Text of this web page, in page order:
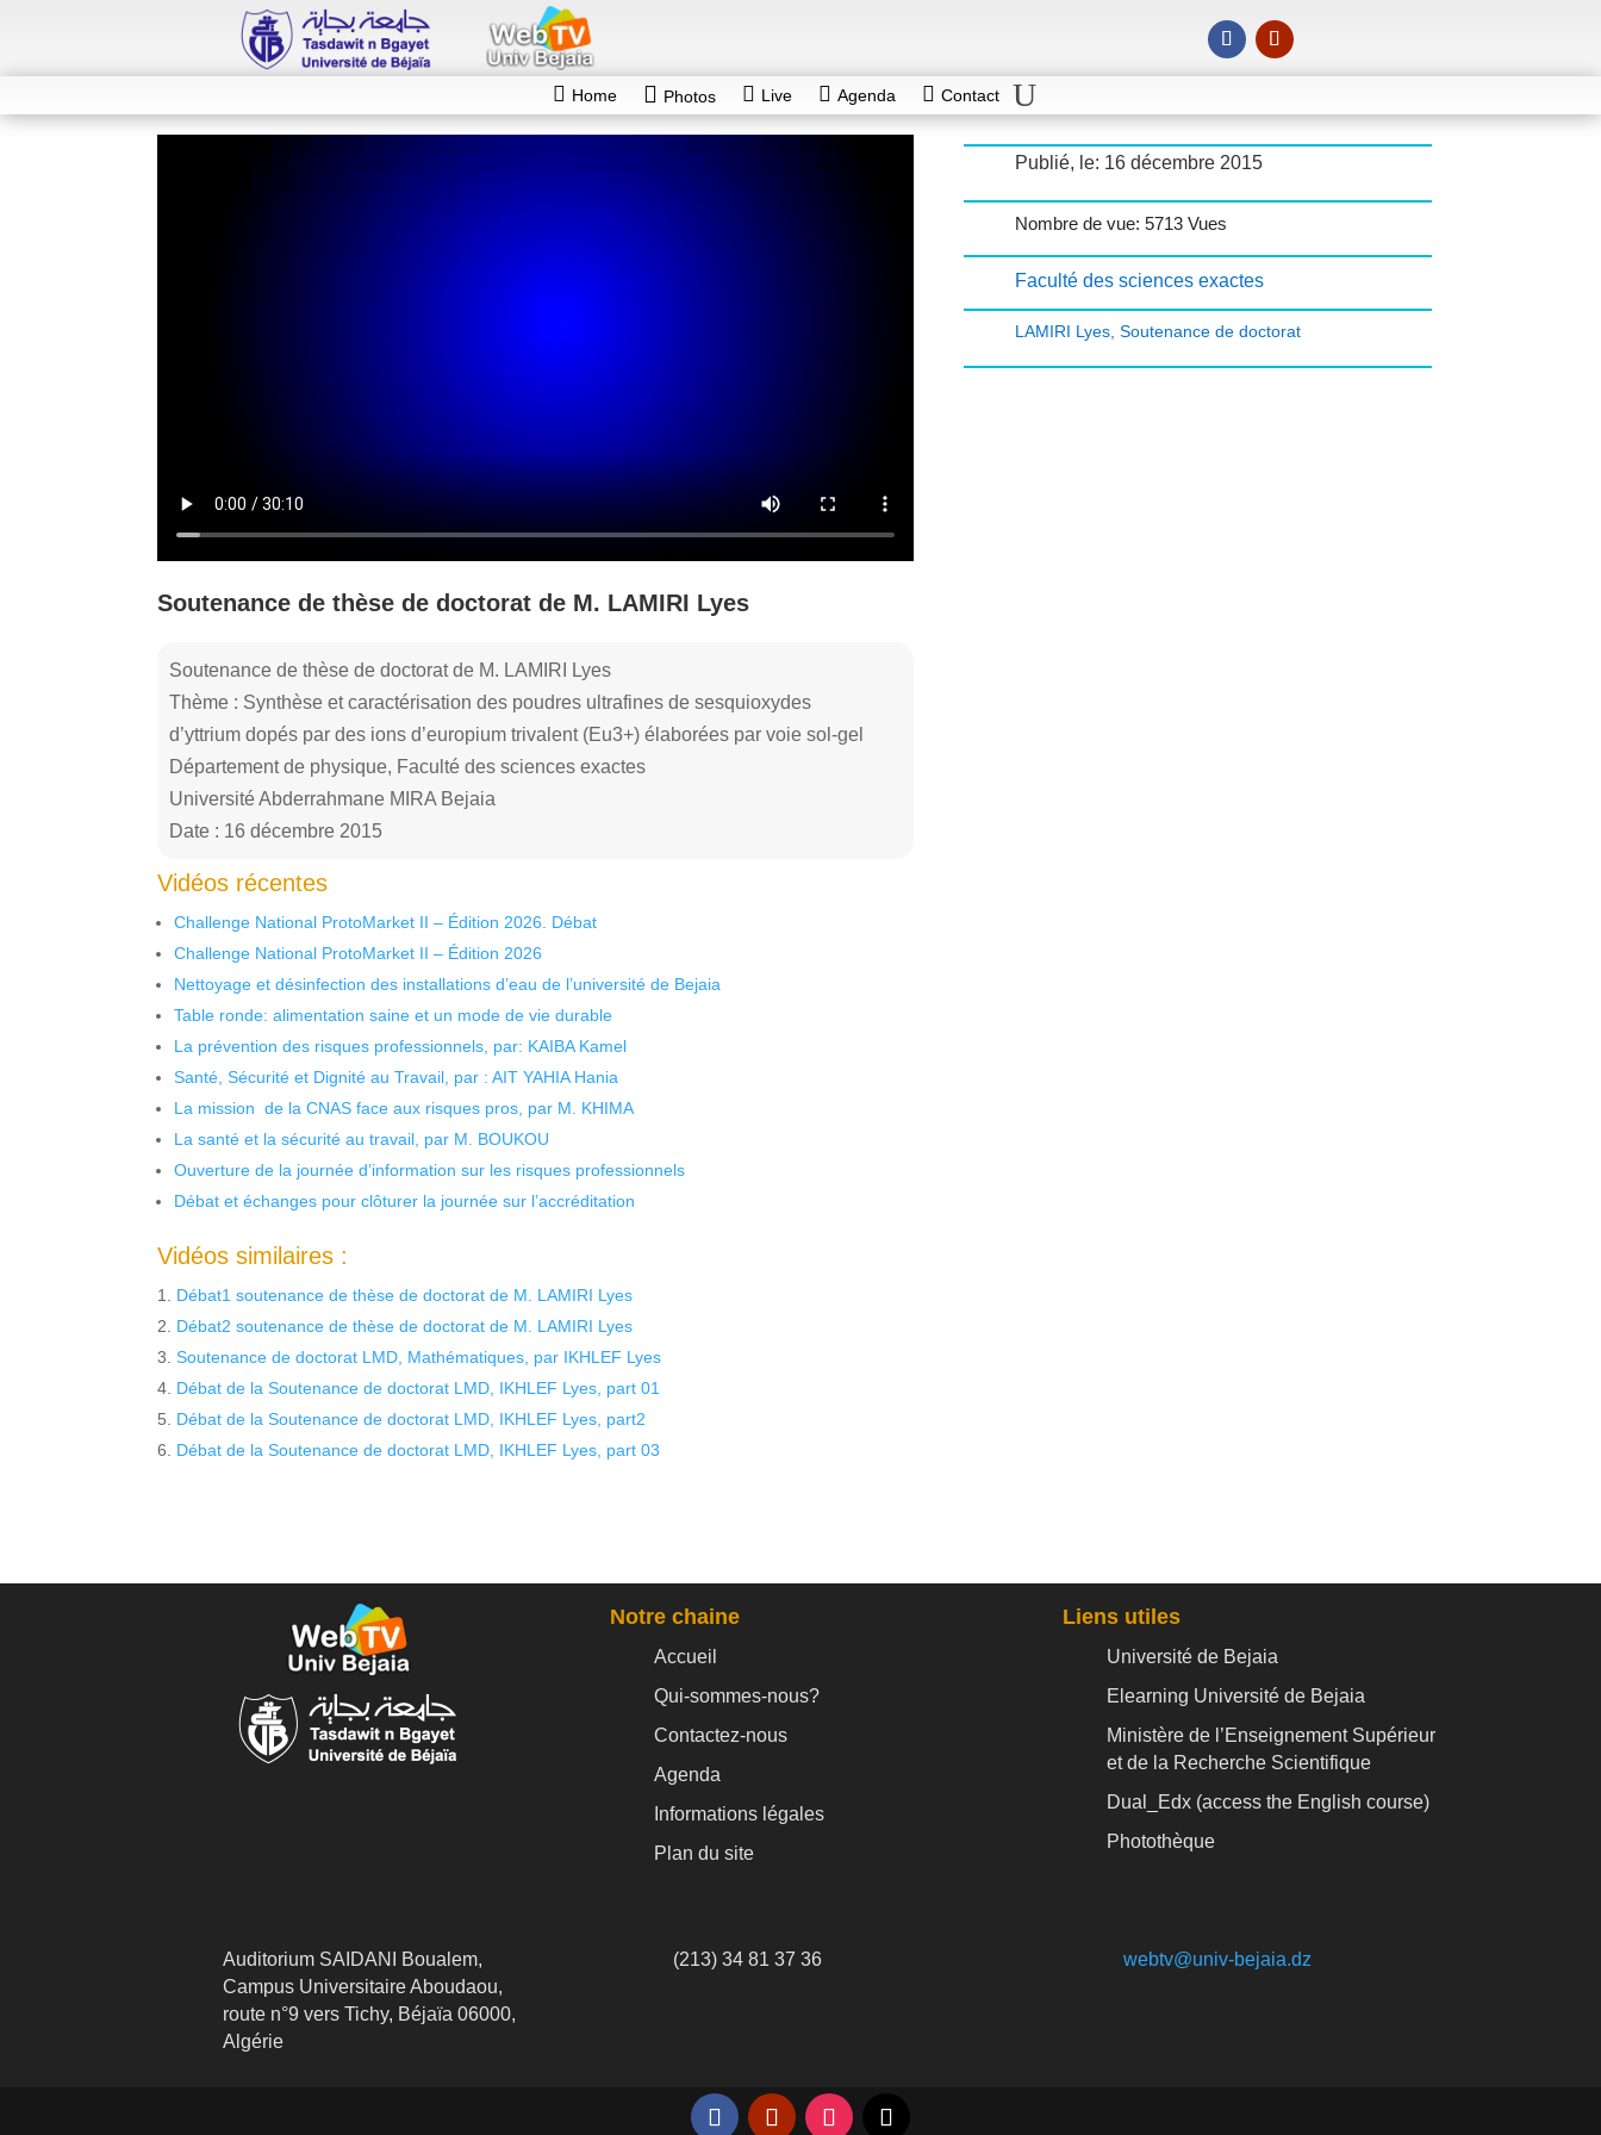
Home Photos Live Agenda Contact
Soutenance de thèse de doctorat de M. LAMIRI Lyes
Soutenance de thèse de doctorat de M. LAMIRI Lyes
Thème : Synthèse et caractérisation des poudres ultrafines de sesquioxydes
d’yttrium dopés par des ions d’europium trivalent (Eu3+) élaborées par voie sol-gel
Département de physique, Faculté des sciences exactes
Université Abderrahmane MIRA Bejaia
Date : 16 décembre 2015
Vidéos récentes
Challenge National ProtoMarket II – Édition 2026. Débat
Challenge National ProtoMarket II – Édition 2026
Nettoyage et désinfection des installations d’eau de l’université de Bejaia
Table ronde: alimentation saine et un mode de vie durable
La prévention des risques professionnels, par: KAIBA Kamel
Santé, Sécurité et Dignité au Travail, par : AIT YAHIA Hania
La mission de la CNAS face aux risques pros, par M. KHIMA
La santé et la sécurité au travail, par M. BOUKOU
Ouverture de la journée d’information sur les risques professionnels
Débat et échanges pour clôturer la journée sur l’accréditation
Vidéos similaires :
Débat1 soutenance de thèse de doctorat de M. LAMIRI Lyes
Débat2 soutenance de thèse de doctorat de M. LAMIRI Lyes
Soutenance de doctorat LMD, Mathématiques, par IKHLEF Lyes
Débat de la Soutenance de doctorat LMD, IKHLEF Lyes, part 01
Débat de la Soutenance de doctorat LMD, IKHLEF Lyes, part2
Débat de la Soutenance de doctorat LMD, IKHLEF Lyes, part 03
Publié, le: 16 décembre 2015
Nombre de vue: 5713 Vues
Faculté des sciences exactes
LAMIRI Lyes, Soutenance de doctorat
Notre chaine
Accueil
Qui-sommes-nous?
Contactez-nous
Agenda
Informations légales
Plan du site
Liens utiles
Université de Bejaia
Elearning Université de Bejaia
Ministère de l’Enseignement Supérieur
et de la Recherche Scientifique
Dual_Edx (access the English course)
Photothèque
Auditorium SAIDANI Boualem,
Campus Universitaire Aboudaou,
route n°9 vers Tichy, Béjaïa 06000,
Algérie
(213) 34 81 37 36 webtv@univ-bejaia.dz